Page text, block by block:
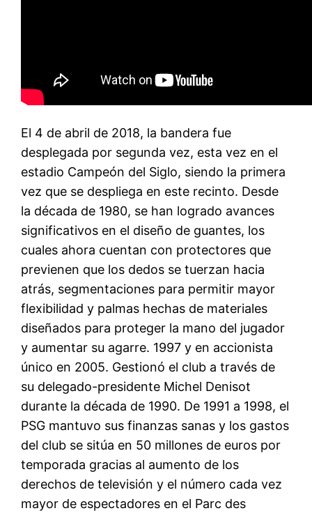
El 4 de abril de 2018, la bandera fue
desplegada por segunda vez, esta vez en el
estadio Campeón del Siglo, siendo la primera
vez que se despliega en este recinto. Desde
la década de 1980, se han logrado avances
significativos en el diseño de guantes, los
cuales ahora cuentan con protectores que
previenen que los dedos se tuerzan hacia
atrás, segmentaciones para permitir mayor
flexibilidad y palmas hechas de materiales
diseñados para proteger la mano del jugador
y aumentar su agarre. 1997 y en accionista
único en 2005. Gestionó el club a través de
su delegado-presidente Michel Denisot
durante la década de 1990. De 1991 a 1998, el
PSG mantuvo sus finanzas sanas y los gastos
del club se sitúa en 50 millones de euros por
temporada gracias al aumento de los
derechos de televisión y el número cada vez
mayor de espectadores en el Parc des